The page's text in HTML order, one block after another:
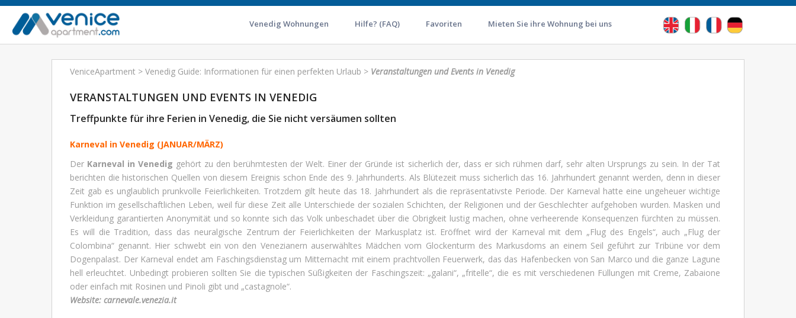
Venedig Wohnungen Hilfe? (FAQ) Favoriten Mieten Sie ihre Wohnung bei uns
VeniceApartment > Venedig Guide: Informationen für einen perfekten Urlaub > Veranstaltungen und Events in Venedig
VERANSTALTUNGEN UND EVENTS IN VENEDIG
Treffpunkte für ihre Ferien in Venedig, die Sie nicht versäumen sollten
Karneval in Venedig (JANUAR/MÄRZ)
Der Karneval in Venedig gehört zu den berühmtesten der Welt. Einer der Gründe ist sicherlich der, dass er sich rühmen darf, sehr alten Ursprungs zu sein. In der Tat
berichten die historischen Quellen von diesem Ereignis schon Ende des 9. Jahrhunderts. Als Blütezeit muss sicherlich das 16. Jahrhundert genannt werden, denn in dieser
Zeit gab es unglaublich prunkvolle Feierlichkeiten. Trotzdem gilt heute das 18. Jahrhundert als die repräsentativste Periode. Der Karneval hatte eine ungeheuer wichtige
Funktion im gesellschaftlichen Leben, weil für diese Zeit alle Unterschiede der sozialen Schichten, der Religionen und der Geschlechter aufgehoben wurden. Masken und
Verkleidung garantierten Anonymität und so konnte sich das Volk unbeschadet über die Obrigkeit lustig machen, ohne verheerende Konsequenzen fürchten zu müssen.
Es will die Tradition, dass das neuralgische Zentrum der Feierlichkeiten der Markusplatz ist. Eröffnet wird der Karneval mit dem „Flug des Engels“, auch „Flug der
Colombina“ genannt. Hier schwebt ein von den Venezianern auserwähltes Mädchen vom Glockenturm des Markusdoms an einem Seil geführt zur Tribüne vor dem
Dogenpalast. Der Karneval endet am Faschingsdienstag um Mitternacht mit einem prachtvollen Feuerwerk, das das Hafenbecken von San Marco und die ganze Lagune
hell erleuchtet. Unbedingt probieren sollten Sie die typischen Süßigkeiten der Faschingszeit: „galani“, „fritelle“, die es mit verschiedenen Füllungen mit Creme, Zabaione
oder einfach mit Rosinen und Pinoli gibt und „castagnole“.
Website: carnevale.venezia.it